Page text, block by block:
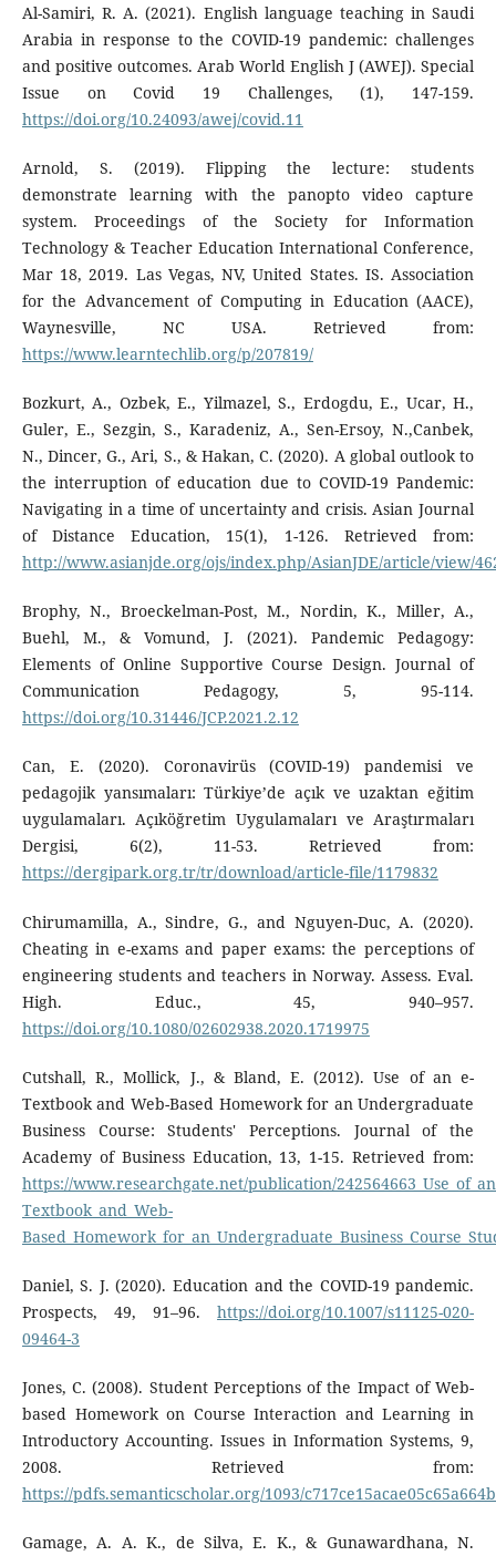
Al-Samiri, R. A. (2021). English language teaching in Saudi
Arabia in response to the COVID-19 pandemic: challenges
and positive outcomes. Arab World English J (AWEJ). Special
Issue on Covid 19 Challenges, (1), 147-159.
https://doi.org/10.24093/awej/covid.11
Arnold, S. (2019). Flipping the lecture: students
demonstrate learning with the panopto video capture
system. Proceedings of the Society for Information
Technology & Teacher Education International Conference,
Mar 18, 2019. Las Vegas, NV, United States. IS. Association
for the Advancement of Computing in Education (AACE),
Waynesville, NC USA. Retrieved from:
https://www.learntechlib.org/p/207819/
Bozkurt, A., Ozbek, E., Yilmazel, S., Erdogdu, E., Ucar, H.,
Guler, E., Sezgin, S., Karadeniz, A., Sen-Ersoy, N.,Canbek,
N., Dincer, G., Ari, S., & Hakan, C. (2020). A global outlook to
the interruption of education due to COVID-19 Pandemic:
Navigating in a time of uncertainty and crisis. Asian Journal
of Distance Education, 15(1), 1-126. Retrieved from:
http://www.asianjde.org/ojs/index.php/AsianJDE/article/view/
Brophy, N., Broeckelman-Post, M., Nordin, K., Miller, A.,
Buehl, M., & Vomund, J. (2021). Pandemic Pedagogy:
Elements of Online Supportive Course Design. Journal of
Communication Pedagogy, 5, 95-114.
https://doi.org/10.31446/JCP.2021.2.12
Can, E. (2020). Coronavirüs (COVID-19) pandemisi ve
pedagojik yansımaları: Türkiye’de açık ve uzaktan eğitim
uygulamaları. Açıköğretim Uygulamaları ve Araştırmaları
Dergisi, 6(2), 11-53. Retrieved from:
https://dergipark.org.tr/tr/download/article-file/1179832
Chirumamilla, A., Sindre, G., and Nguyen-Duc, A. (2020).
Cheating in e-exams and paper exams: the perceptions of
engineering students and teachers in Norway. Assess. Eval.
High. Educ., 45, 940–957.
https://doi.org/10.1080/02602938.2020.1719975
Cutshall, R., Mollick, J., & Bland, E. (2012). Use of an e-
Textbook and Web-Based Homework for an Undergraduate
Business Course: Students' Perceptions. Journal of the
Academy of Business Education, 13, 1-15. Retrieved from:
https://www.researchgate.net/publication/
Textbook_and_Web-
Daniel, S. J. (2020). Education and the COVID-19 pandemic.
Prospects, 49, 91–96.https://doi.org/10.1007/s11125-020-
09464-3
Jones, C. (2008). Student Perceptions of the Impact of Web-
based Homework on Course Interaction and Learning in
Introductory Accounting. Issues in Information Systems, 9,
2008. Retrieved from:
https://pdfs.semanticscholar.org/1093/
Gamage, A. A. K., de Silva, E. K., & Gunawardhana, N.